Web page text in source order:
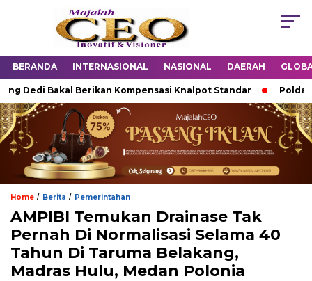
BERANDA INTERNASIONAL NASIONAL DAERAH
Bakal Berikan Kompensasi Knalpot Standar Polda
Home / Berita / Pemerintahan
AMPIBI Temukan Drainase Tak
Pernah Di Normalisasi Selama 40
Tahun Di Taruma Belakang,
Madras Hulu, Medan Polonia